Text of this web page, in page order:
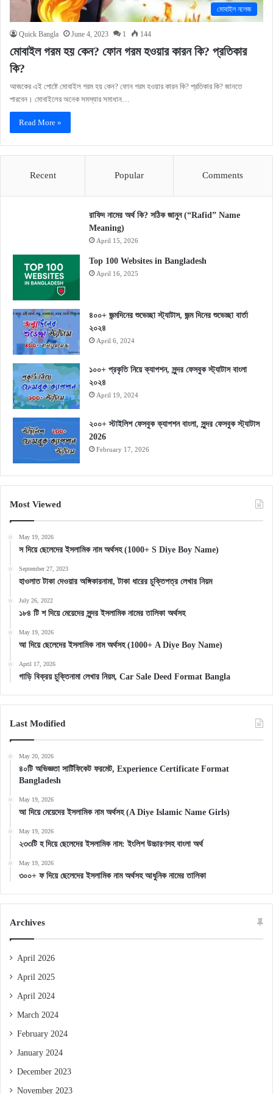
মোবাইল নলেজ
Quick Bangla June 4, 2023 1 144
মোবাইল গরম হয় কেন? ফোন গরম হওয়ার কারন কি? প্রতিকার
কি?
আজকের এই পোষ্টে মোবাইল গরম হয় কেন? ফোন গরম হওয়ার কারন কি? প্রতিকার কি? জানতে
পারবেন। মোবাইলের অনেক সমস্যার সমাধান…
Read More »
Recent Popular Comments
রাফিদ নামের অর্থ কি? সঠিক জানুন (“Rafid” Name
Meaning)
April 15, 2026
Top 100 Websites in Bangladesh
April 16, 2025
৪০০+ জন্মদিনের শুভেচ্ছা স্ট্যাটাস, জন্ম দিনের শুভেচ্ছা বার্তা
২০২৪
April 6, 2024
১০০+ প্রকৃতি নিয়ে ক্যাপশন, সুন্দর ফেসবুক স্ট্যাটাস বাংলা
২০২৪
April 19, 2024
২০০+ স্টাইলিশ ফেসবুক ক্যাপশন বাংলা, সুন্দর ফেসবুক স্ট্যাটাস
2026
February 17, 2026
Most Viewed
May 19, 2026
স দিয়ে ছেলেদের ইসলামিক নাম অর্থসহ (1000+ S Diye Boy Name)
September 27, 2023
হাওলাত টাকা দেওয়ার অঙ্গিকারনামা, টাকা ধারের চুক্তিপত্র লেখার নিয়ম
July 26, 2022
১৮৪ টি শ দিয়ে মেয়েদের সুন্দর ইসলামিক নামের তালিকা অর্থসহ
May 19, 2026
আ দিয়ে ছেলেদের ইসলামিক নাম অর্থসহ (1000+ A Diye Boy Name)
April 17, 2026
গাড়ি বিক্রয় চুক্তিনামা লেখার নিয়ম, Car Sale Deed Format Bangla
Last Modified
May 20, 2026
৪০টি অভিজ্ঞতা সার্টিফিকেট ফরমেট, Experience Certificate Format
Bangladesh
May 19, 2026
আ দিয়ে মেয়েদের ইসলামিক নাম অর্থসহ (A Diye Islamic Name Girls)
May 19, 2026
২৩৩টি হ দিয়ে ছেলেদের ইসলামিক নাম: ইংলিশ উচ্চারণসহ বাংলা অর্থ
May 19, 2026
৩০০+ ফ দিয়ে ছেলেদের ইসলামিক নাম অর্থসহ আধুনিক নামের তালিকা
Archives
April 2026
April 2025
April 2024
March 2024
February 2024
January 2024
December 2023
November 2023